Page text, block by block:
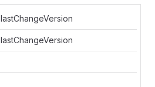
lastChangeVersion
lastChangeVersion